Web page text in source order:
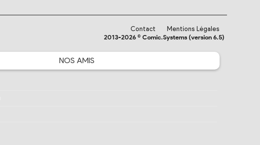
Contact
Mentions Légales
2013-2026 © Comic.Systems (version 6.5)
NOS AMIS